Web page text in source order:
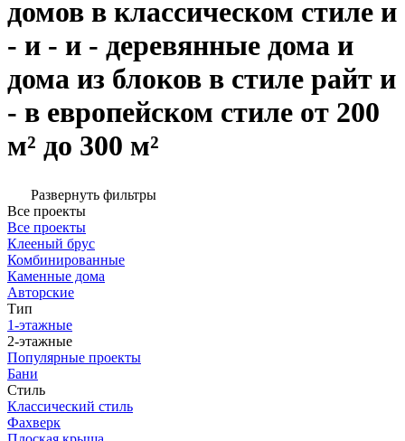
домов в классическом стиле и
- и - и - деревянные дома и
дома из блоков в стиле райт и
- в европейском стиле от 200
м² до 300 м²
Развернуть фильтры
Все проекты
Все проекты
Клееный брус
Комбинированные
Каменные дома
Авторские
Тип
1-этажные
2-этажные
Популярные проекты
Бани
Стиль
Классический стиль
Фахверк